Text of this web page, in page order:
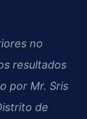
no
resultados
por Mr. Sris
de